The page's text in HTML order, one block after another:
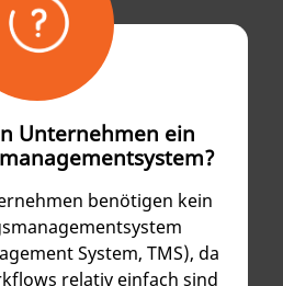
Unternehmen ein
benötigen kein
System, TMS), da
relativ einfach sind